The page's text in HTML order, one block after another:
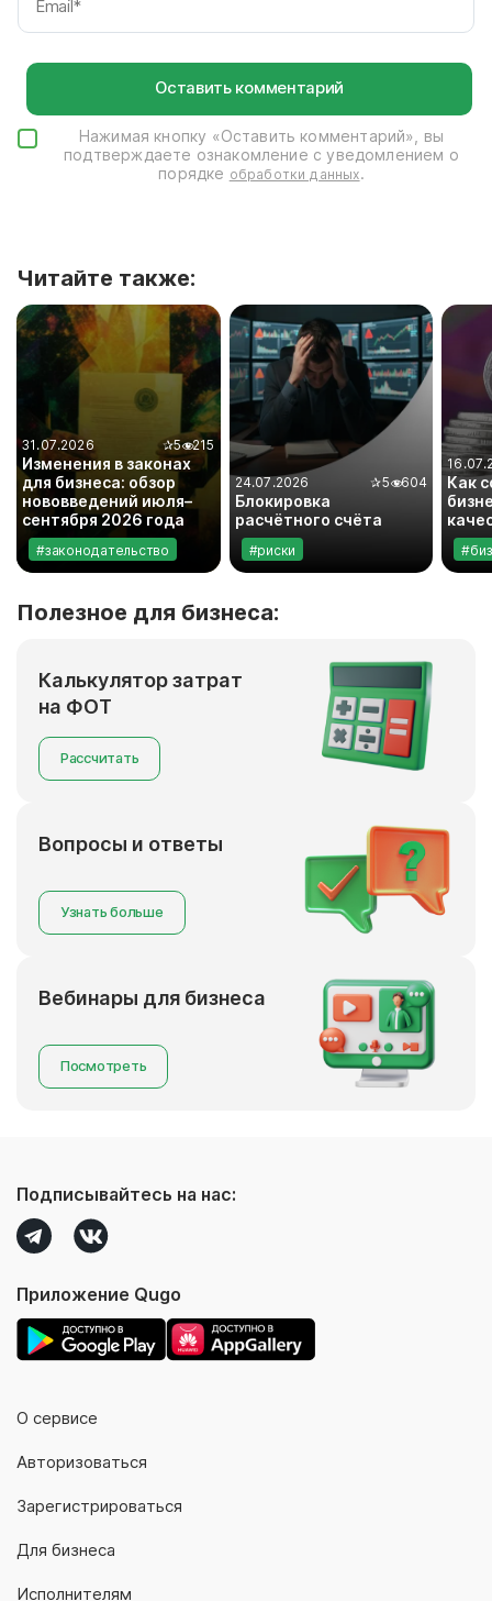
Нажимая кнопку «Оставить комментарий», вы
подтверждаете ознакомление с уведомлением о
порядке обработки данных.
Читайте также:
31.07.2026 ✰5 215
Изменения в законах
для бизнеса: обзор
нововведений июля–
сентября 2026 года
#законодательство
24.07.2026 ✰5 604
Блокировка
расчётного счёта
#риски
Как
Полезное для бизнеса:
Калькулятор затрат
на ФОТ
Рассчитать
Вопросы и ответы
Узнать больше
Вебинары для бизнеса
Посмотреть
О сервисе
Авторизоваться
Зарегистрироваться
Для бизнеса
Исполнителям
Приложение Qugo
Подписывайтесь на нас: